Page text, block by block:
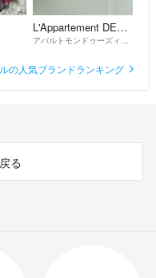
L'Appartement DEUXIEME CLASSE
アパルトモンドゥーズィエムクラス
の人気ブランドランキング
る